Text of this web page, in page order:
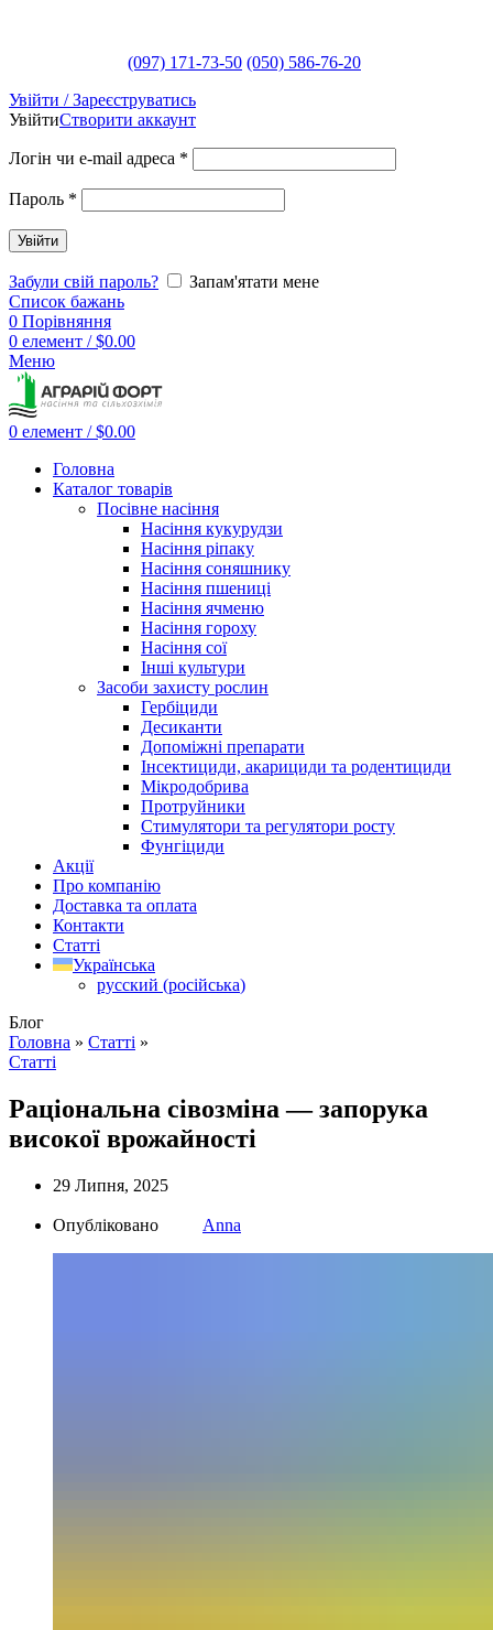
(097) 171-73-50 (050) 586-76-20
Увійти / Зареєструватись
УвійтиСтворити аккаунт
Логін чи e-mail адреса *
Пароль *
Увійти
Забули свій пароль?
Запам'ятати мене
Список бажань
0 Порівняння
0 елемент / $0.00
Меню
0 елемент / $0.00
Головна
Каталог товарів
Посівне насіння
Насіння кукурудзи
Насіння ріпаку
Насіння соняшнику
Насіння пшениці
Насіння ячменю
Насіння гороху
Насіння сої
Інші культури
Засоби захисту рослин
Гербіциди
Десиканти
Допоміжні препарати
Інсектициди, акарициди та родентициди
Мікродобрива
Протруйники
Стимулятори та регулятори росту
Фунгіциди
Акції
Про компанію
Доставка та оплата
Контакти
Статті
Українська
русский (російська)
Блог
Головна » Статті »
Статті
Раціональна сівозміна — запорука
високої врожайності
29 Липня, 2025
Опубліковано Anna